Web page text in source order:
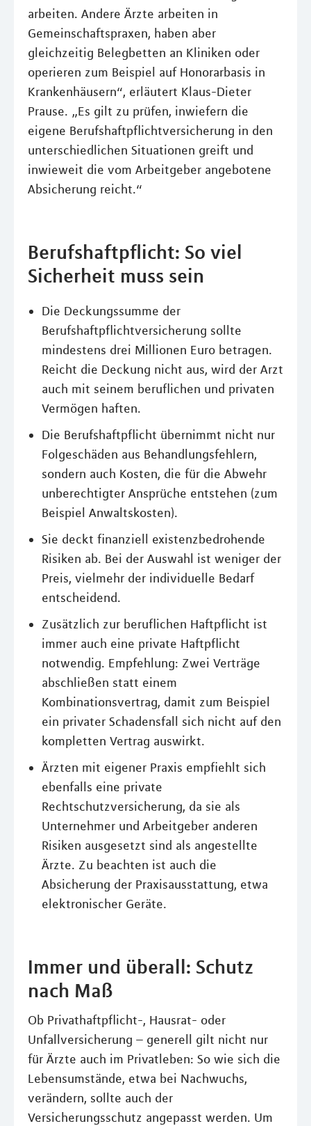
arbeiten. Andere Ärzte arbeiten in
Gemeinschaftspraxen, haben aber
gleichzeitig Belegbetten an Kliniken oder
operieren zum Beispiel auf Honorarbasis in
Krankenhäusern“, erläutert Klaus-Dieter
Prause. „Es gilt zu prüfen, inwiefern die
eigene Berufshaftpflichtversicherung in den
unterschiedlichen Situationen greift und
inwieweit die vom Arbeitgeber angebotene
Absicherung reicht.“
Berufshaftpflicht: So viel
Sicherheit muss sein
Die Deckungssumme der
Berufshaftpflichtversicherung sollte
mindestens drei Millionen Euro betragen.
Reicht die Deckung nicht aus, wird der Arzt
auch mit seinem beruflichen und privaten
Vermögen haften.
Die Berufshaftpflicht übernimmt nicht nur
Folgeschäden aus Behandlungsfehlern,
sondern auch Kosten, die für die Abwehr
unberechtigter Ansprüche entstehen (zum
Beispiel Anwaltskosten).
Sie deckt finanziell existenzbedrohende
Risiken ab. Bei der Auswahl ist weniger der
Preis, vielmehr der individuelle Bedarf
entscheidend.
Zusätzlich zur beruflichen Haftpflicht ist
immer auch eine private Haftpflicht
notwendig. Empfehlung: Zwei Verträge
abschließen statt einem
Kombinationsvertrag, damit zum Beispiel
ein privater Schadensfall sich nicht auf den
kompletten Vertrag auswirkt.
Ärzten mit eigener Praxis empfiehlt sich
ebenfalls eine private
Rechtschutzversicherung, da sie als
Unternehmer und Arbeitgeber anderen
Risiken ausgesetzt sind als angestellte
Ärzte. Zu beachten ist auch die
Absicherung der Praxisausstattung, etwa
elektronischer Geräte.
Immer und überall: Schutz
nach Maß
Ob Privathaftpflicht-, Hausrat- oder
Unfallversicherung – generell gilt nicht nur
für Ärzte auch im Privatleben: So wie sich die
Lebensumstände, etwa bei Nachwuchs,
verändern, sollte auch der
Versicherungsschutz angepasst werden. Um